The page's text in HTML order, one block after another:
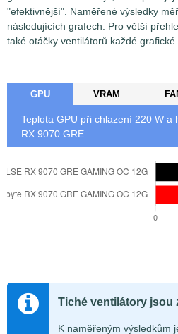
"efektivnější". Naměřené výsledky
následujících grafech. Pro větší
také otáčky ventilátorů každé grafické
GPU VRAM
Teplota GPU při chlazení 220 W a
RX 9070 GRE
Tiché ventilátory jsou
K naměřeným výsledkům